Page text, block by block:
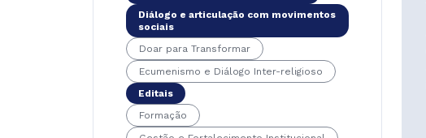
Diálogo e articulação com movimentos
sociais
Doar para Transformar
Ecumenismo e Diálogo Inter-religioso
Editais
Formação